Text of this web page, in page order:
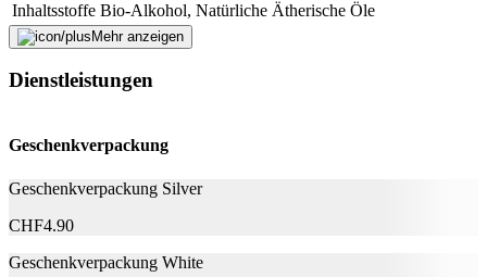
Kennzeichnungselement GHS02: Entzündbar, GHS07: Achtung
Gefahrenhinweise
Inhaltsstoffe Bio-Alkohol, Natürliche Ätherische Öle
Nachhaltigkeit
Bio Ja
Mehr anzeigen
Dienstleistungen
Geschenkverpackung
Geschenkverpackung Silver
CHF4.90
Geschenkverpackung White